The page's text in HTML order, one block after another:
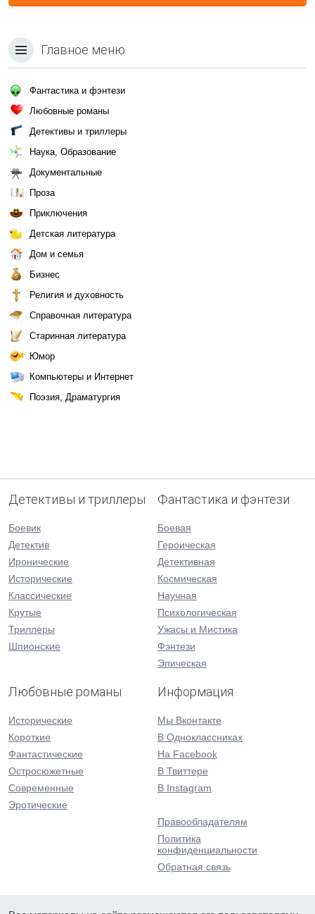
Главное меню
Фантастика и фэнтези
Любовные романы
Детективы и триллеры
Наука, Образование
Документальные
Проза
Приключения
Детская литература
Дом и семья
Бизнес
Религия и духовность
Справочная литература
Старинная литература
Юмор
Компьютеры и Интернет
Поэзия, Драматургия
Детективы и триллеры
Боевик
Детектив
Иронические
Исторические
Классические
Крутые
Триллеры
Шпионские
Фантастика и фэнтези
Боевая
Героическая
Детективная
Космическая
Научная
Психологическая
Ужасы и Мистика
Фэнтези
Эпическая
Любовные романы
Исторические
Короткие
Фантастические
Остросюжетные
Современные
Эротические
Информация
Мы Вконтакте
В Одноклассниках
На Facebook
В Твиттере
В Instagram
Правообладателям
Политика
конфиденциальности
Обратная связь